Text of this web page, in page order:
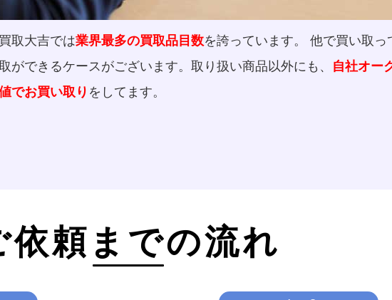
取大吉では業界最多の買取品目数を誇っています。 他で買い取っ
ができるケースがございます。取り扱い商品以外にも、 自社オー
でお買い取りをしてます。
依頼までの流れ